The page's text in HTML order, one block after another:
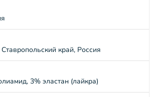
край, Россия
3% эластан (лайкра)